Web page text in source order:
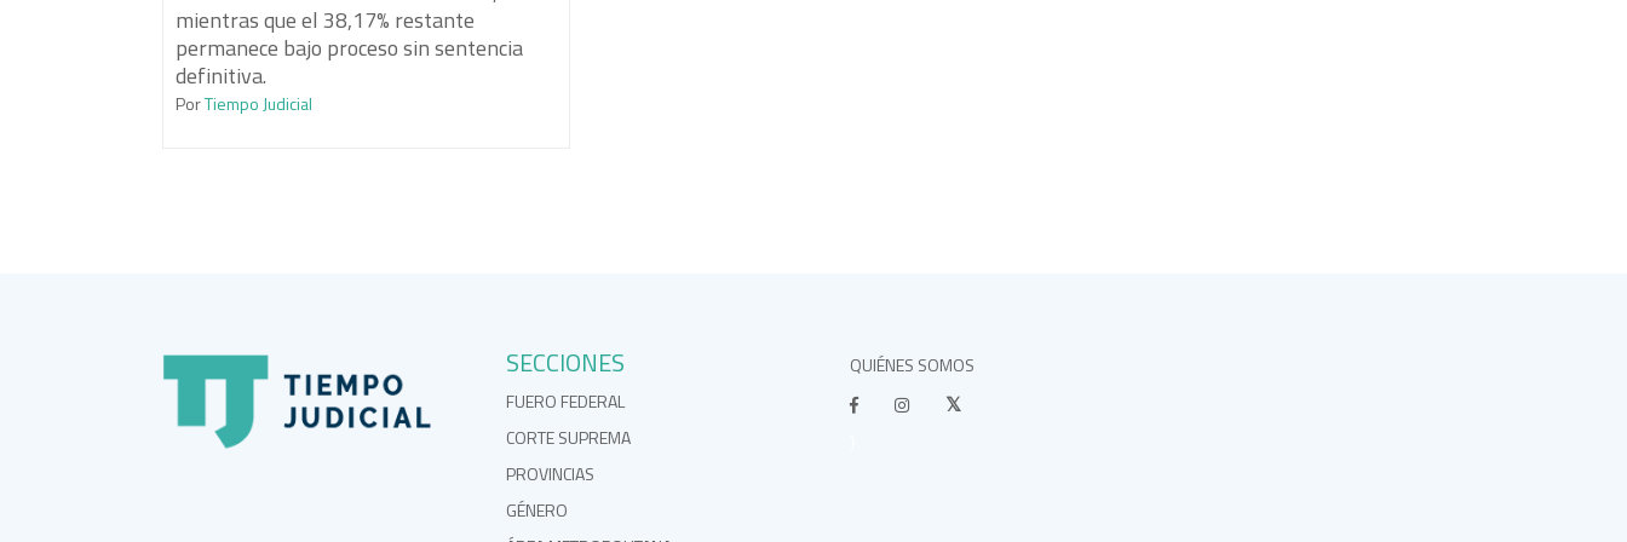
mientras que el 38,17% restante
permanece bajo proceso sin sentencia
definitiva.
PorTiempo Judicial
SECCIONES
FUERO FEDERAL
CORTE SUPREMA
PROVINCIAS
GÉNERO
QUIÉNES SOMOS